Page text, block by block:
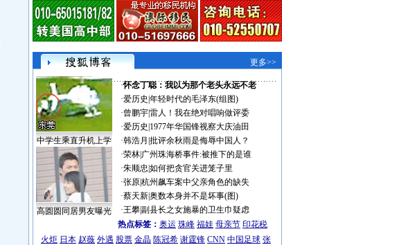
更多>>
中学生乘直升机上学
高圆圆同居男友曝光
·怀念丁聪：我以为那个老头永远不老
·爱历史 年轻时代的毛泽东(组图)
·曾鹏宇|雷人！我在绝对唱响做评委
·爱历史 1977年华国锋视察大庆油田
·韩浩月 批评余秋雨是侮辱中国人？
·荣林| 广州珠海桥事件:被推下的是谁
·朱顺忠 如何把贪官关进笼子里
·张原|杭州飙车案中父亲角色的缺失
·蔡天新|奥数本身并不是坏事(图)
·王攀|副县长之女施暴的卫生巾疑虑
热点标签： 奥运 珠峰 福娃 母亲节 印花税
火炬 日本 赵薇 外遇 股票 金晶 陈冠希 谢霆锋 CNN 中国足球 张